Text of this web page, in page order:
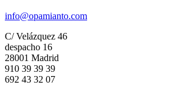
info@opamianto.com
C/ Velázquez 46
despacho 16
28001 Madrid
910 39 39 39
692 43 32 07